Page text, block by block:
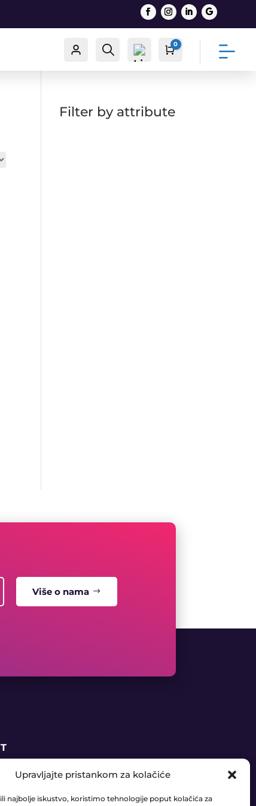
Upravljajte pristankom za kolačiće
najbolje iskustvo, koristimo tehnologije poput kolačića za
Račun Traži Cart
0
€
Filter by attribute
Više o nama
888 6406